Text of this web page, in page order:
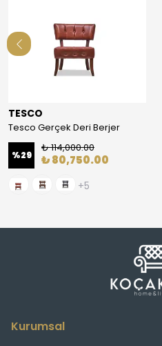
TESCO
Tesco Gerçek Deri Berjer
%29
₺ 114,000.00
₺ 80,750.00
+5
Kurumsal